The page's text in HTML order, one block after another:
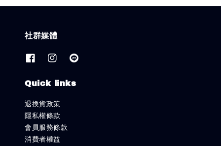
社群媒體
Quick links
退換貨政策
隱私權條款
會員服務條款
消費者權益